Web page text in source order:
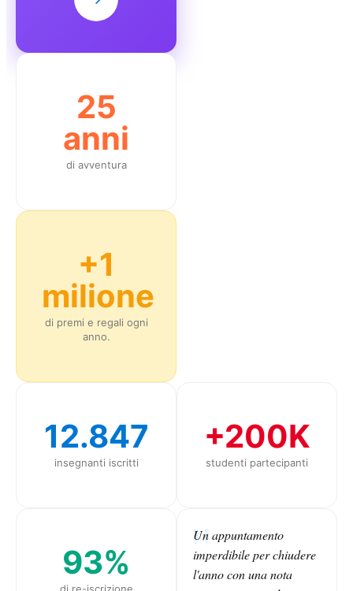
25
anni
di avventura
+1
milione
di premi e regali ogni
anno.
12.847
insegnanti iscritti
93%
+200K
studenti partecipanti
Un appuntamento
imperdibile per chiudere
l'anno con una nota